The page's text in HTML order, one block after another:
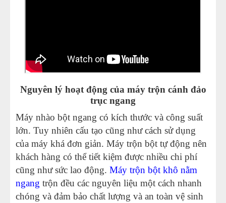
Nguyên lý hoạt động của máy trộn cánh đảo
trục ngang
Máy nhào bột ngang có kích thước và công suất
lớn. Tuy nhiên cấu tạo cũng như cách sử dụng
của máy khá đơn giản. Máy trộn bột tự động nên
khách hàng có thể tiết kiệm được nhiều chi phí
cũng như sức lao động. Máy trộn bột khô nằm
ngang trộn đều các nguyên liệu một cách nhanh
chóng và đảm bảo chất lượng và an toàn vệ sinh